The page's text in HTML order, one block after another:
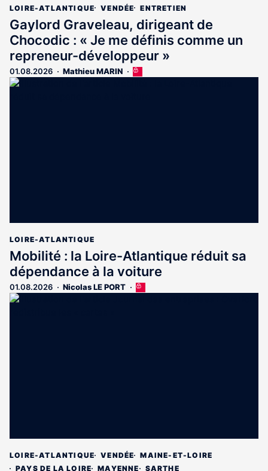
LOIRE-ATLANTIQUE VENDÉE ENTRETIEN
Gaylord Graveleau, dirigeant de
Chocodic : « Je me définis comme un
repreneur-développeur »
01.08.2026 Mathieu MARIN
Cet
LOIRE-ATLANTIQUE
Mobilité : la Loire-Atlantique réduit sa
dépendance à la voiture
01.08.2026 Nicolas LE PORT
Cet
LOIRE-ATLANTIQUE VENDÉE
MAINE-ET-LOIRE
PAYS DE LA LOIRE
MAYENNE SARTHE